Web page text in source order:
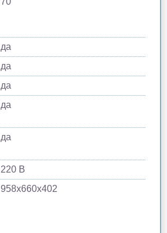
да
да
да
да
да
220 В
958х660х402